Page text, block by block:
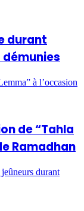
durant
à l’occasion
de “Tahla
Ramadhan
durant